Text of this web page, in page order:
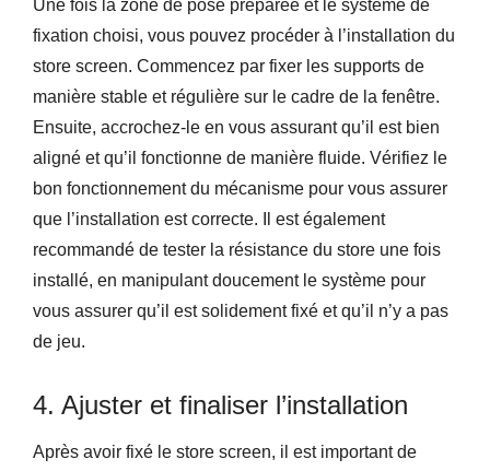
Une fois la zone de pose préparée et le système de
fixation choisi, vous pouvez procéder à l’installation du
store screen. Commencez par fixer les supports de
manière stable et régulière sur le cadre de la fenêtre.
Ensuite, accrochez-le en vous assurant qu’il est bien
aligné et qu’il fonctionne de manière fluide. Vérifiez le
bon fonctionnement du mécanisme pour vous assurer
que l’installation est correcte. Il est également
recommandé de tester la résistance du store une fois
installé, en manipulant doucement le système pour
vous assurer qu’il est solidement fixé et qu’il n’y a pas
de jeu.
4. Ajuster et finaliser l’installation
Après avoir fixé le store screen, il est important de